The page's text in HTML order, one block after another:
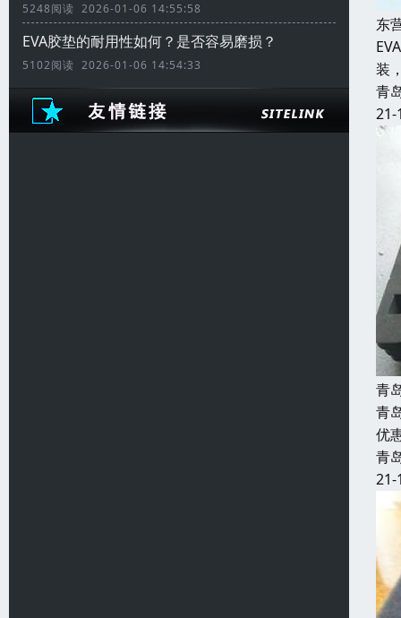
5248阅读 2026-01-06 14:55:58
EVA胶垫的耐用性如何？是否容易磨损？
5102阅读 2026-01-06 14:54:33
东
装
青
21-
青
青
优
青
21-